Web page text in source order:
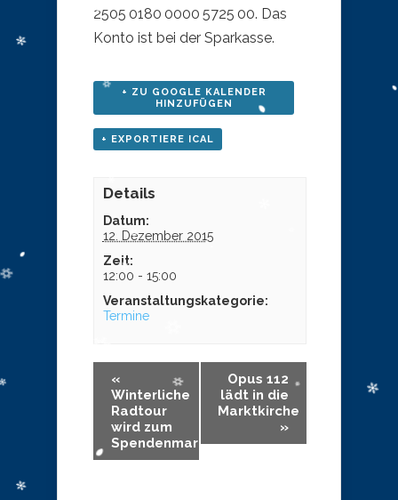
2505 0180 0000 5725 00. Das
Konto ist bei der Sparkasse.
+ ZU GOOGLE KALENDER
HINZUFÜGEN
+ EXPORTIERE ICAL
Details
Datum:
12. Dezember 2015
Zeit:
12:00 - 15:00
Veranstaltungskategorie:
Termine
«
Winterliche
Radtour
wird zum
Spendenmarathon
Opus 112
lädt in die
Marktkirche
»